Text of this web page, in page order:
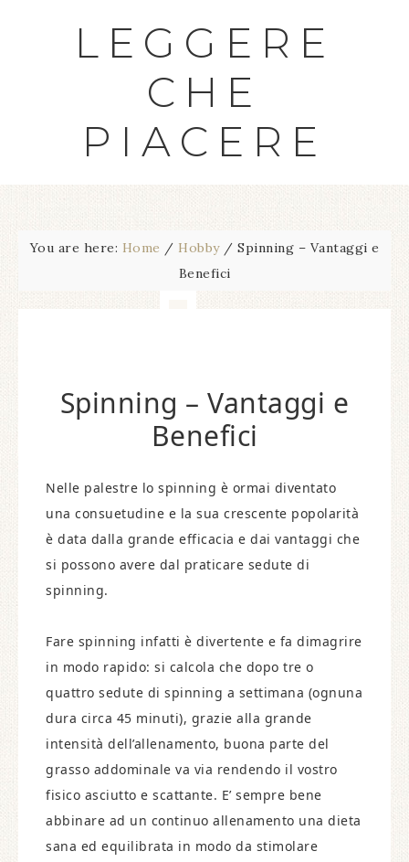
LEGGERE
CHE
PIACERE
You are here: Home / Hobby / Spinning – Vantaggi e
Benefici
Spinning – Vantaggi e
Benefici
Nelle palestre lo spinning è ormai diventato
una consuetudine e la sua crescente popolarità
è data dalla grande efficacia e dai vantaggi che
si possono avere dal praticare sedute di
spinning.
Fare spinning infatti è divertente e fa dimagrire
in modo rapido: si calcola che dopo tre o
quattro sedute di spinning a settimana (ognuna
dura circa 45 minuti), grazie alla grande
intensità dell’allenamento, buona parte del
grasso addominale va via rendendo il vostro
fisico asciutto e scattante. E’ sempre bene
abbinare ad un continuo allenamento una dieta
sana ed equilibrata in modo da stimolare